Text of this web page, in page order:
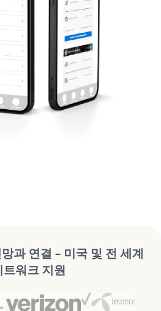
과 연결 – 미국 및 전 세계
트워크 지원